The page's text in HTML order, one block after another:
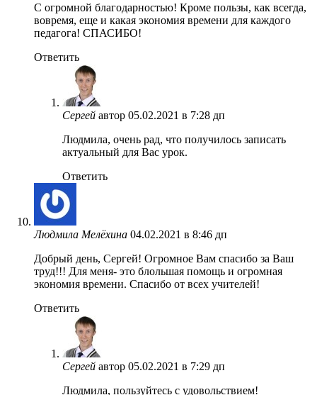
C огромной благодарностью! Кроме пользы, как всегда,
вовремя, еще и какая экономия времени для каждого
педагога! СПАСИБО!
Ответить
Сергей автор 05.02.2021 в 7:28 дп
Людмила, очень рад, что получилось записать
актуальный для Вас урок.
Ответить
Людмила Мелёхина 04.02.2021 в 8:46 дп
Добрый день, Сергей! Огромное Вам спасибо за Ваш
труд!!! Для меня- это блольшая помощь и огромная
экономия времени. Спасибо от всех учителей!
Ответить
Сергей автор 05.02.2021 в 7:29 дп
Людмила, пользуйтесь с удовольствием!